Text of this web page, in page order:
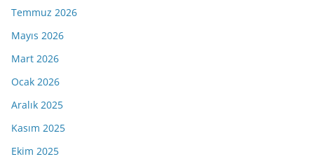
Temmuz 2026
Mayıs 2026
Mart 2026
Ocak 2026
Aralık 2025
Kasım 2025
Ekim 2025